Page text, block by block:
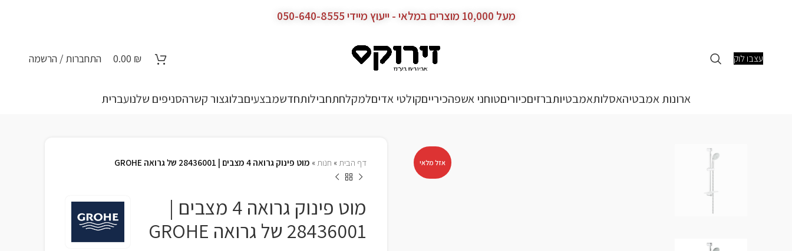
מעל 10,000 מוצרים במלאי - ייעוץ מיידי 050-640-8555
עצבו לוק 0.00 ₪ התחברות / הרשמה
ארונות אמבטיהאסלותאמבטיותברזיםכיוריםטוחני אשפהכירייםקולטי אדיםלמקלחתחבילותחדשמבצעיםבלוגצור קשרהסניפים שלנועברית
אזל מלאי דף הבית» חנות» מוט פינוק גרואה 4 מצבים | 28436001 של גרואה GROHE
מוט פינוק גרואה 4 מצבים |
28436001 של גרואה GROHE